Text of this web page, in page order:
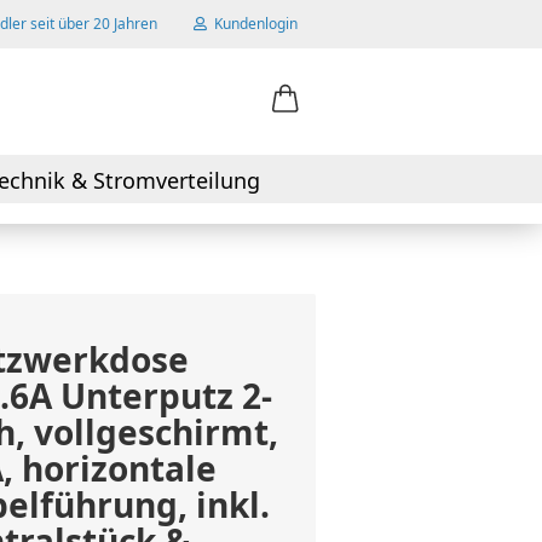
seit über 20 Jahren Kundenlogin
erstellen
vergessen?
& Stromverteilung
Unterputz 2-
vollgeschirmt,
horizontale
inkl.